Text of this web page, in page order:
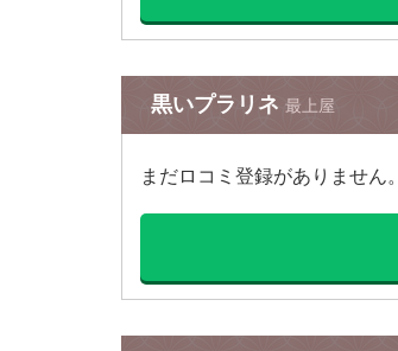
黒いプラリネ 最上屋
まだロコミ登録がありません。